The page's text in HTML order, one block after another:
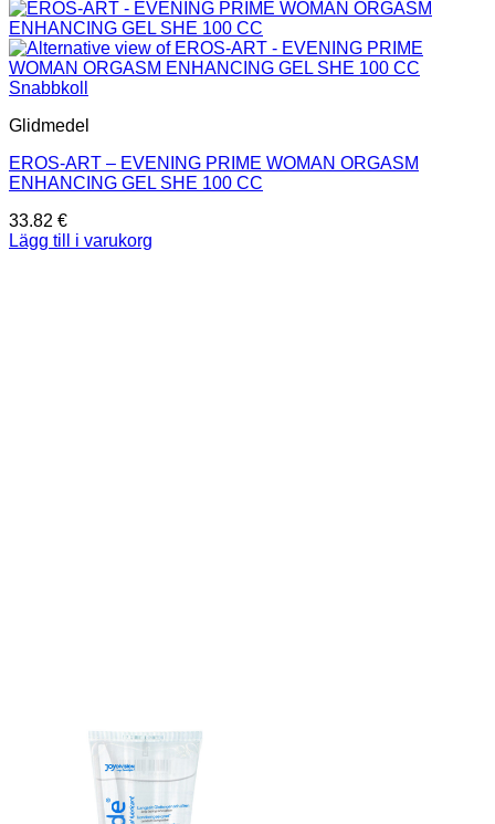
Snabbkoll
Glidmedel
EROS-ART – EVENING PRIME WOMAN ORGASM
ENHANCING GEL SHE 100 CC
33.82 €
Lägg till i varukorg